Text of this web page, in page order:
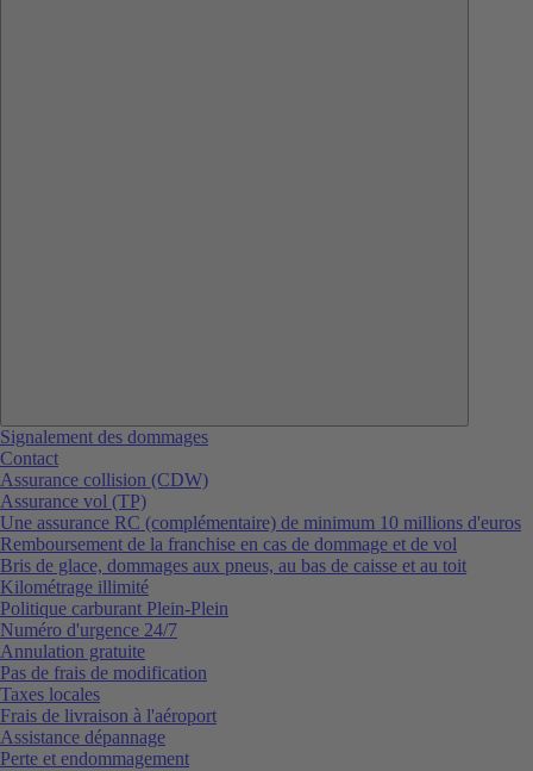
Signalement des dommages
Contact
Assurance collision (CDW)
Assurance vol (TP)
Une assurance RC (complémentaire) de minimum 10 millions d'euros
Remboursement de la franchise en cas de dommage et de vol
Bris de glace, dommages aux pneus, au bas de caisse et au toit
Kilométrage illimité
Politique carburant Plein-Plein
Numéro d'urgence 24/7
Annulation gratuite
Pas de frais de modification
Taxes locales
Frais de livraison à l'aéroport
Assistance dépannage
Perte et endommagement